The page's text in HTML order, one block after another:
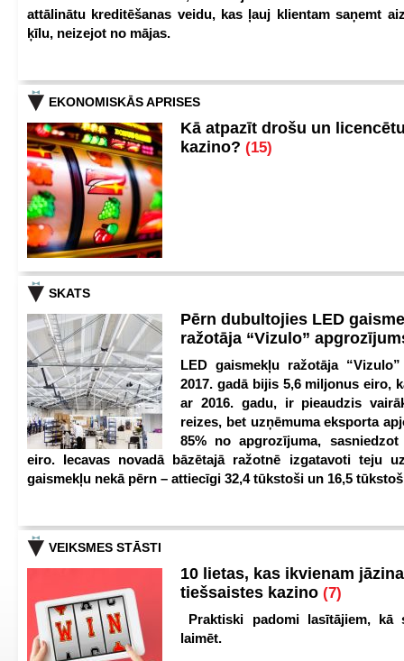
attālinātu kreditēšanas veidu, kas ļauj klientam saņemt
ķīlu, neizejot no mājas.
EKONOMISKĀS APRISES
Kā atpazīt drošu un
kazino? (15)
SKATS
Pērn dubultojies LED
ražotāja “Vizulo”
LED gaismekļu ražotāja
2017. gadā bijis 5,6 miljonus eiro,
ar 2016. gadu, ir pieaudzis
reizes, bet uzņēmuma eksporta
85% no apgrozījuma,
eiro. Iecavas novadā bāzētajā ražotnē izgatavoti teju
gaismekļu nekā pērn – attiecīgi 32,4 tūkstoši un 16,5
VEIKSMES STĀSTI
10 lietas, kas ikvienam
tiešsaistes kazino (7)
Praktiski padomi lasītājiem, kā
laimēt.